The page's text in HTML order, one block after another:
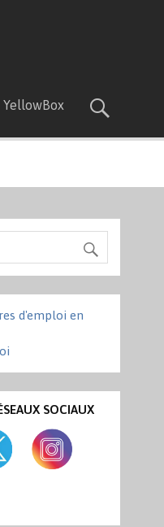
YellowBox
d'emploi en
SOCIAUX